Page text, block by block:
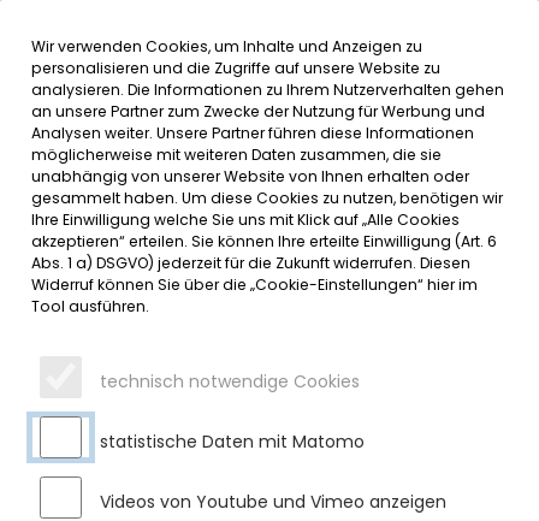
Inhalt der Seite anspringen
Informationen undMENÜ
SERVICE
HERZLICHEN GLÜCKWUNSCH ZUR
DIAMANTENEN HOCHZEIT
Mittwoch, 30.04.2025
Fest der diamantenen Hochzeit feiern. Erster Bürgermeister
Gerhard Frey übermittelte im Namen des Marktes Sulzberg
die herzlichsten Glück- und Segenswünsche und
überreichte ein Geschenk, Blumen sowie die
Jubiläumsurkunde des Marktes Sulzberg. Wir wünschen dem
Jubelpaar weiterhin alles erdenklich Gute sowie noch viele
glückliche und gemeinsame Jahre.
Wir verwenden Cookies, um Inhalte und Anzeigen zu
personalisieren und die Zugriffe auf unsere Website zu
analysieren. Die Informationen zu Ihrem Nutzerverhalten gehen
an unsere Partner zum Zwecke der Nutzung für Werbung und
Analysen weiter. Unsere Partner führen diese Informationen
möglicherweise mit weiteren Daten zusammen, die sie
unabhängig von unserer Website von Ihnen erhalten oder
gesammelt haben. Um diese Cookies zu nutzen, benötigen wir
Ihre Einwilligung welche Sie uns mit Klick auf „Alle Cookies
akzeptieren“ erteilen. Sie können Ihre erteilte Einwilligung (Art. 6
Abs. 1 a) DSGVO) jederzeit für die Zukunft widerrufen. Diesen
Widerruf können Sie über die „Cookie-Einstellungen“ hier im
Tool ausführen.
technisch notwendige Cookies
statistische Daten mit Matomo
Videos von Youtube und Vimeo anzeigen